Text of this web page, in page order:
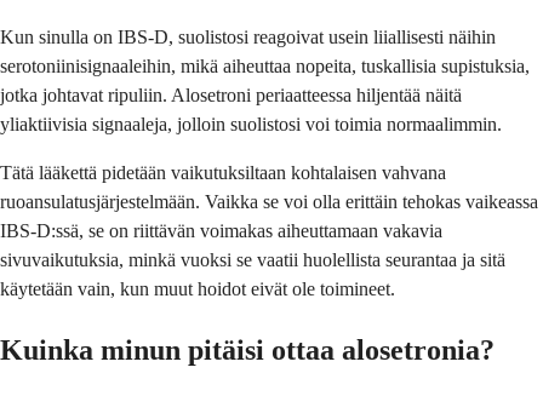
Kun sinulla on IBS-D, suolistosi reagoivat usein liiallisesti näihin
serotoniinisignaaleihin, mikä aiheuttaa nopeita, tuskallisia supistuksia,
jotka johtavat ripuliin. Alosetroni periaatteessa hiljentää näitä
yliaktiivisia signaaleja, jolloin suolistosi voi toimia normaalimmin.
Tätä lääkettä pidetään vaikutuksiltaan kohtalaisen vahvana
ruoansulatusjärjestelmään. Vaikka se voi olla erittäin tehokas vaikeassa
IBS-D:ssä, se on riittävän voimakas aiheuttamaan vakavia
sivuvaikutuksia, minkä vuoksi se vaatii huolellista seurantaa ja sitä
käytetään vain, kun muut hoidot eivät ole toimineet.
Kuinka minun pitäisi ottaa alosetronia?